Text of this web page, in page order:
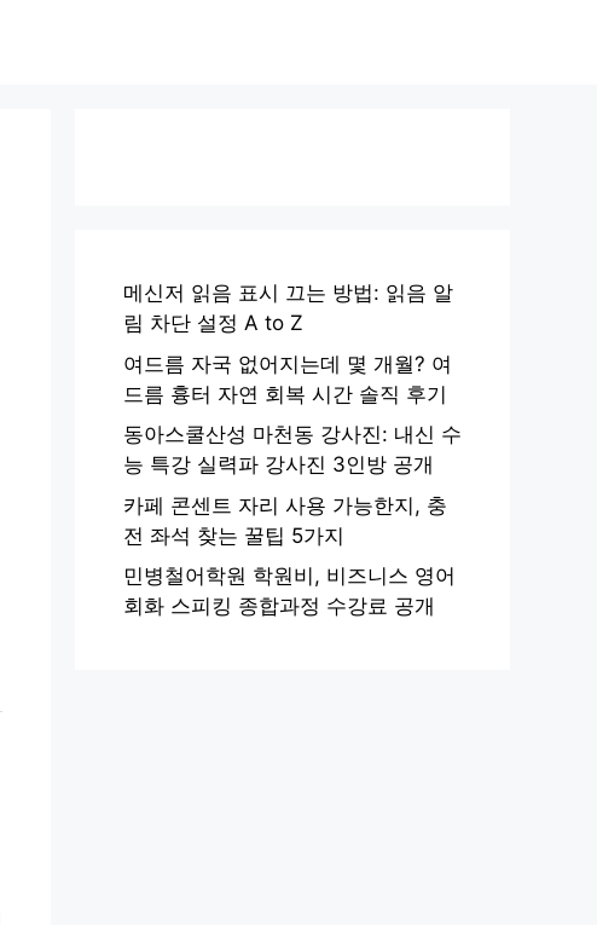
메신저 읽음 표시 끄는 방법: 읽음 알
림 차단 설정 A to Z
여드름 자국 없어지는데 몇 개월? 여
드름 흉터 자연 회복 시간 솔직 후기
동아스쿨산성 마천동 강사진: 내신 수
능 특강 실력파 강사진 3인방 공개
카페 콘센트 자리 사용 가능한지, 충
전 좌석 찾는 꿀팁 5가지
민병철어학원 학원비, 비즈니스 영어
회화 스피킹 종합과정 수강료 공개